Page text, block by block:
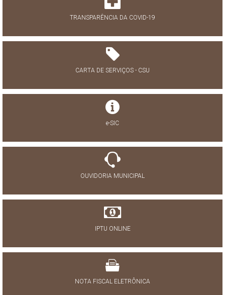
TRANSPARÊNCIA DA COVID-19
CARTA DE SERVIÇOS - CSU
e-SIC
OUVIDORIA MUNICIPAL
IPTU ONLINE
NOTA FISCAL ELETRÔNICA